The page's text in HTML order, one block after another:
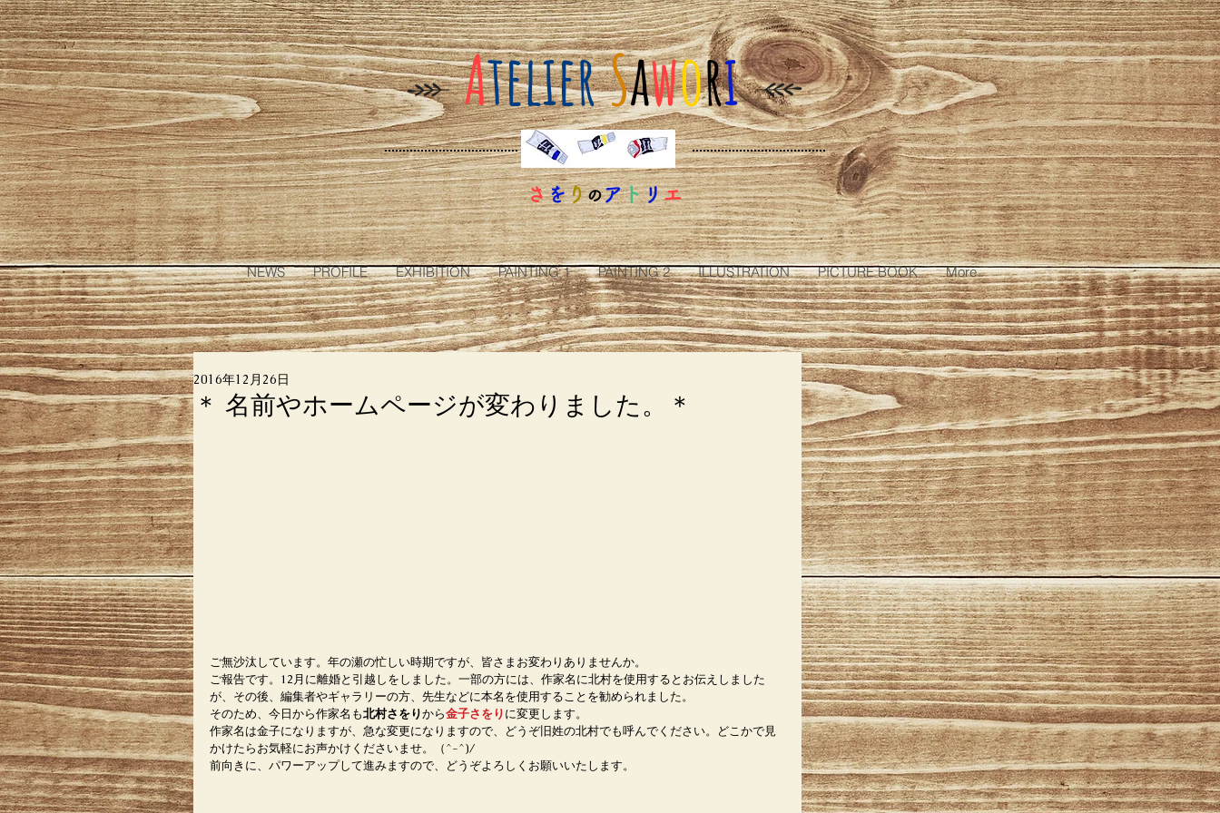
AtelierSawori
さをりのアトリエ
NEWS PROFILE EXHIBITION PAINTING 1 PAINTING 2 ILLUSTRATION PICTURE BOOK More
＊ 名前やホームページが変わりました。＊
2016年12月26日
ご無沙汰しています。年の瀬の忙しい時期ですが、皆さまお変わりありませんか。
ご報告です。12月に離婚と引越しをしました。一部の方には、作家名に北村を使用するとお伝えしました
が、その後、編集者やギャラリーの方、先生などに本名を使用することを勧められました。
そのため、今日から作家名も北村さをりから金子さをりに変更します。
作家名は金子になりますが、急な変更になりますので、どうぞ旧姓の北村でも呼んでください。どこかで見
かけたらお気軽にお声かけくださいませ。（^-^)/
前向きに、パワーアップして進みますので、どうぞよろしくお願いいたします。